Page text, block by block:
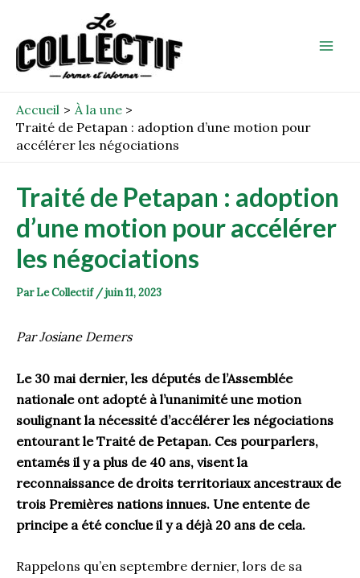
contenu
Accueil
À la une
Traité de Petapan : adoption d’une motion pour
accélérer les négociations
Traité de Petapan : adoption
d’une motion pour accélérer
les négociations
ParLe Collectif /juin 11, 2023
Par Josiane Demers
Le 30 mai dernier, les députés de l’Assemblée
nationale ont adopté à l’unanimité une motion
soulignant la nécessité d’accélérer les négociations
entourant le Traité de Petapan. Ces pourparlers,
entamés il y a plus de 40 ans, visent la
reconnaissance de droits territoriaux ancestraux de
trois Premières nations innues. Une entente de
principe a été conclue il y a déjà 20 ans de cela.
Rappelons qu’en septembre dernier, lors de sa
navigation